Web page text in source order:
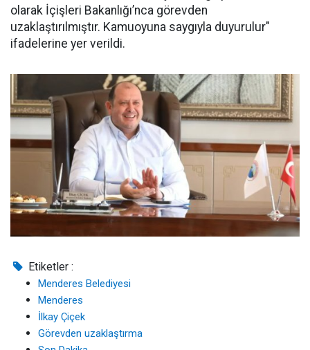
olarak İçişleri Bakanlığı’nca görevden
uzaklaştırılmıştır. Kamuoyuna saygıyla duyurulur"
ifadelerine yer verildi.
Etiketler :
Menderes Belediyesi
Menderes
İlkay Çiçek
Görevden uzaklaştırma